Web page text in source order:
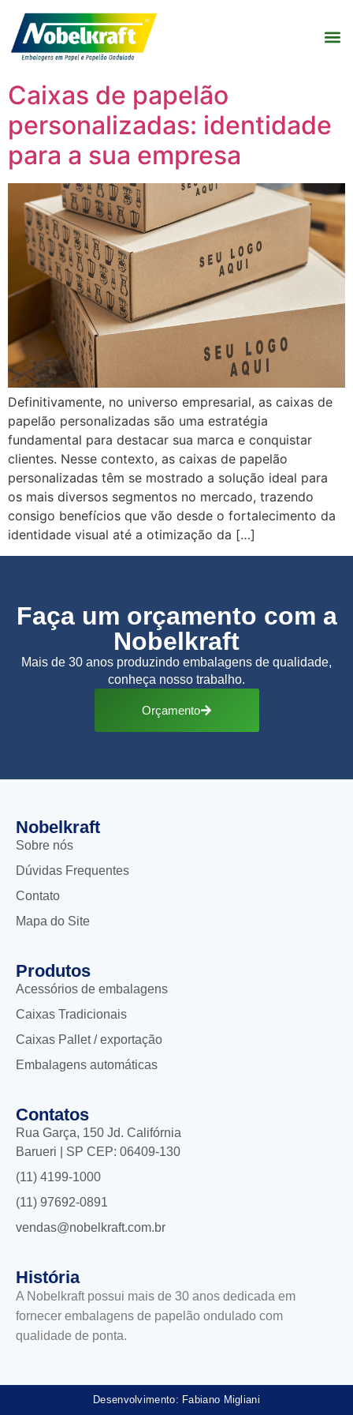
Caixas de papelão
personalizadas: identidade
para a sua empresa
Definitivamente, no universo empresarial, as caixas de
papelão personalizadas são uma estratégia
fundamental para destacar sua marca e conquistar
clientes. Nesse contexto, as caixas de papelão
personalizadas têm se mostrado a solução ideal para
os mais diversos segmentos no mercado, trazendo
consigo benefícios que vão desde o fortalecimento da
identidade visual até a otimização da […]
Faça um orçamento com a
Nobelkraft
Mais de 30 anos produzindo embalagens de qualidade,
conheça nosso trabalho.
Orçamento
Nobelkraft
Sobre nós
Dúvidas Frequentes
Contato
Mapa do Site
Produtos
Acessórios de embalagens
Caixas Tradicionais
Caixas Pallet / exportação
Embalagens automáticas
Contatos
Rua Garça, 150 Jd. Califórnia
Barueri | SP CEP: 06409-130
(11) 4199-1000
(11) 97692-0891
vendas@nobelkraft.com.br
História
A Nobelkraft possui mais de 30 anos dedicada em
fornecer embalagens de papelão ondulado com
qualidade de ponta.
Desenvolvimento: Fabiano Migliani